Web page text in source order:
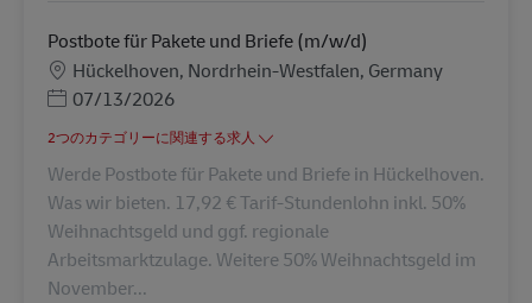
Postbote für Pakete und Briefe (m/w/d)
勤務地
Hückelhoven, Nordrhein-Westfalen, Germany
Posted Date
07/13/2026
2つのカテゴリーに関連する求人
Werde Postbote für Pakete und Briefe in Hückelhoven.
Was wir bieten. 17,92 € Tarif-Stundenlohn inkl. 50%
Weihnachtsgeld und ggf. regionale
Arbeitsmarktzulage. Weitere 50% Weihnachtsgeld im
November...